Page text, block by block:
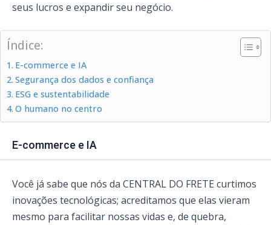
seus lucros e expandir seu negócio.
Índice:
E-commerce e IA
Segurança dos dados e confiança
ESG e sustentabilidade
O humano no centro
E-commerce e IA
Você já sabe que nós da CENTRAL DO FRETE curtimos
inovações tecnológicas; acreditamos que elas vieram
mesmo para facilitar nossas vidas e, de quebra,